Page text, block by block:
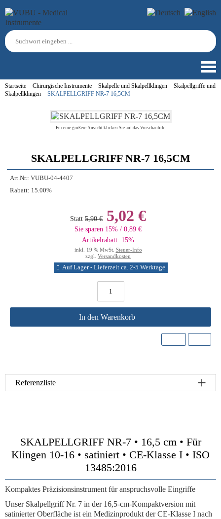
Startseite Chirurgische Instrumente Skalpelle und Skalpellklingen
Skalpellgriffe und
Skalpellklingen
SKALPELLGRIFF NR-7 16,5CM
Für eine größere Ansicht klicken Sie auf das Vorschaubild
SKALPELLGRIFF NR-7 16,5CM
Art.Nr.: VUBU-04-4407
Rabatt: 15.00%
Statt 5,90 € 5,02 €
Sie sparen 15% / 0,89 €
Artikelrabatt: 15%
inkl. 19 % MwSt. Steuer-Info
zzgl. Versandkosten
Auf Lager - Lieferzeit ca. 2-5 Werktage
In den Warenkorb
Referenzliste
SKALPELLGRIFF NR-7 • 16,5 cm • Für
Klingen 10-16 • satiniert • CE-Klasse I • ISO
13485:2016
Kompaktes Präzisionsinstrument für anspruchsvolle Eingriffe
Unser Skalpellgriff Nr. 7 in der 16,5-cm-Kompaktversion mit
satinierter Oberfläche ist ein Medizinprodukt der CE-Klasse I nach